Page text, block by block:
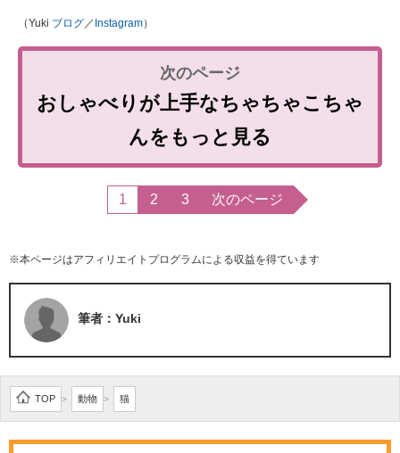
（Yuki ブログ／ Instagram）
おしゃべりが上手なちゃちゃこちゃ
んをもっと見る
1 2 3 次のページ
※本ページはアフィリエイトプログラムによる収益を得ています
筆者：Yuki
TOP > 動物 > 猫